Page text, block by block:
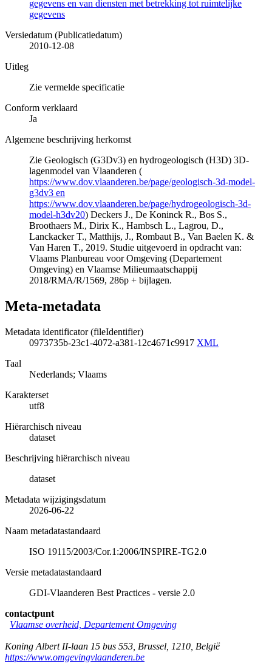
gegevens en van diensten met betrekking tot ruimtelijke
gegevens
Versiedatum (Publicatiedatum)
2010-12-08
Uitleg
Zie vermelde specificatie
Conform verklaard
Ja
Algemene beschrijving herkomst
Zie Geologisch (G3Dv3) en hydrogeologisch (H3D) 3D-
lagenmodel van Vlaanderen (
https://www.dov.vlaanderen.be/page/geologisch-3d-model-
g3dv3 en
https://www.dov.vlaanderen.be/page/hydrogeologisch-3d-
model-h3dv20) Deckers J., De Koninck R., Bos S.,
Broothaers M., Dirix K., Hambsch L., Lagrou, D.,
Lanckacker T., Matthijs, J., Rombaut B., Van Baelen K. &
Van Haren T., 2019. Studie uitgevoerd in opdracht van:
Vlaams Planbureau voor Omgeving (Departement
Omgeving) en Vlaamse Milieumaatschappij
2018/RMA/R/1569, 286p + bijlagen.
Meta-metadata
Metadata identificator (fileIdentifier)
0973735b-23c1-4072-a381-12c4671c9917 XML
Taal
Nederlands; Vlaams
Karakterset
utf8
Hiërarchisch niveau
dataset
Beschrijving hiërarchisch niveau
dataset
Metadata wijzigingsdatum
2026-06-22
Naam metadatastandaard
ISO 19115/2003/Cor.1:2006/INSPIRE-TG2.0
Versie metadatastandaard
GDI-Vlaanderen Best Practices - versie 2.0
contactpunt
Vlaamse overheid, Departement Omgeving
Koning Albert II-laan 15 bus 553 Brussel 1210 België
https://www.omgevingvlaanderen.be